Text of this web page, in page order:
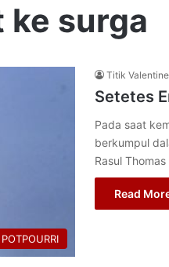
ke surga
POTPOURRI
Titik Valentine
Setetes
Pada saat
berkumpul
Rasul
Read